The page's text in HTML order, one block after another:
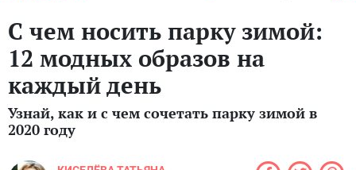
С чем носить парку зимой:
12 модных образов на
каждый день
Узнай, как и с чем сочетать парку зимой в
2020 году